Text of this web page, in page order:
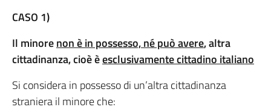
CASO 1)
Il minorenonè in possesso, né può avere, altra
cittadinanza, cioè èesclusivamente cittadino italiano
Si considera in possesso di un’altra cittadinanza
straniera il minore che: